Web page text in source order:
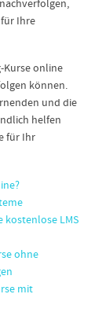
Ihre
Kurse online
können.
und die
helfen
für Ihr
kostenlose LMS
ohne
mit